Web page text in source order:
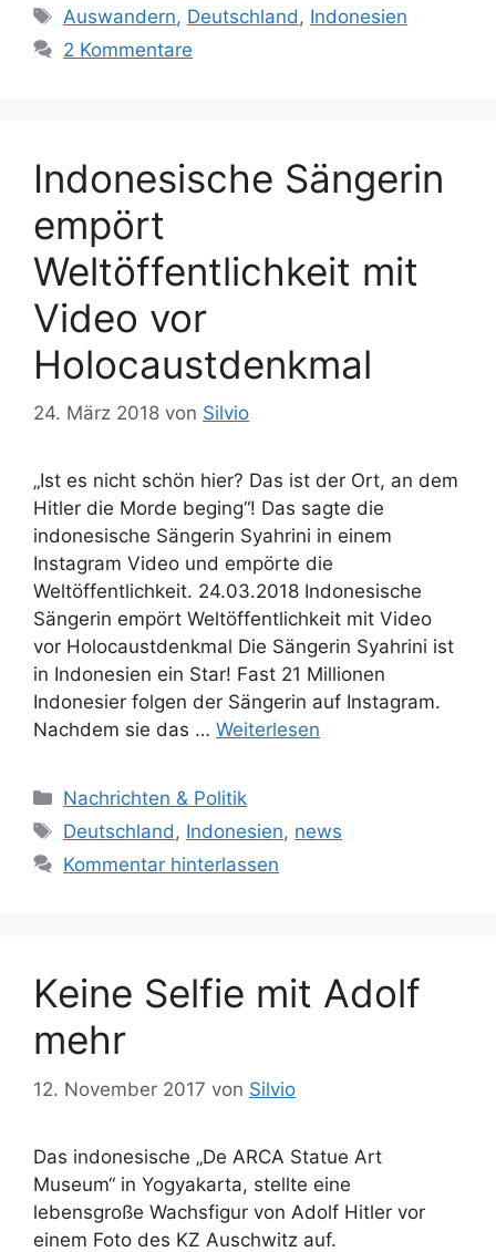
a
e
i
e
n
S
c
w
t
e
r
Auswandern, Deutschland , Indonesien
2 Kommentare
Indonesische Sängerin
empört
Weltöffentlichkeit mit
Video vor
Holocaustdenkmal
24. März 2018 von Silvio
„Ist es nicht schön hier? Das ist der Ort, an dem
Hitler die Morde beging“! Das sagte die
indonesische Sängerin Syahrini in einem
Instagram Video und empörte die
Weltöffentlichkeit. 24.03.2018 Indonesische
Sängerin empört Weltöffentlichkeit mit Video
vor Holocaustdenkmal Die Sängerin Syahrini ist
in Indonesien ein Star! Fast 21 Millionen
Indonesier folgen der Sängerin auf Instagram.
Nachdem sie das … Weiterlesen
K
a
e
i
e
n
Nachrichten & Politik
S
c
w
r
t
Deutschland, Indonesien, news
Kommentar hinterlassen
Keine Selfie mit Adolf
mehr
12. November 2017 von Silvio
Das indonesische „De ARCA Statue Art
Museum“ in Yogyakarta, stellte eine
lebensgroße Wachsfigur von Adolf Hitler vor
einem Foto des KZ Auschwitz auf.